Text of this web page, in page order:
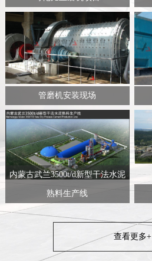
管磨机安装现场
内蒙古武兰3500t/d新型干法水泥
熟料生产线
查看更多+